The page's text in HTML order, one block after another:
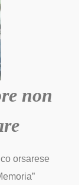
non
orsarese